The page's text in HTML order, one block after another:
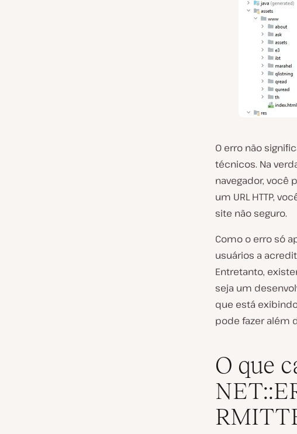
O erro não
técnicos. Na
navegador, você
um URL HTTP,
site não seguro.
Como o erro só
usuários a
Entretanto,
seja um
que está
pode fazer além
O que